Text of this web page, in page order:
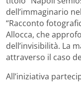
dell’immaginario
“Racconto
Allocca, che
dell’invisibilità. La
attraverso il caso
All’iniziativa